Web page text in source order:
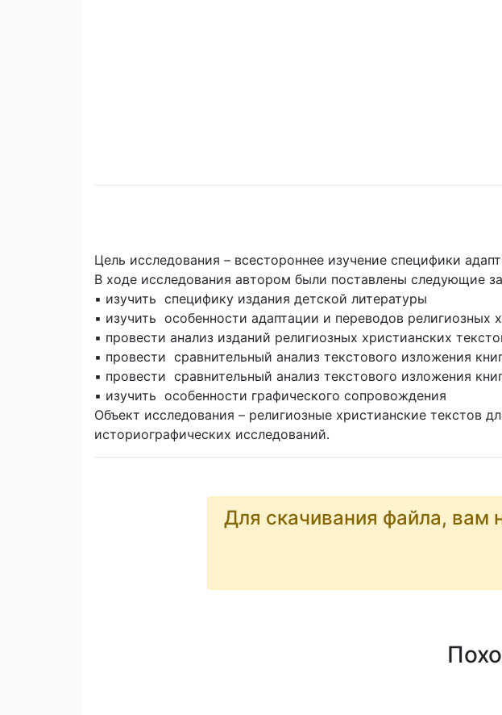
Цель исследования – всестороннее изучение специфики
В ходе исследования автором были поставлены следующие
▪ изучить специфику издания детской литературы
▪ изучить особенности адаптации и переводов религиозных
▪ провести анализ изданий религиозных христианских
▪ провести сравнительный анализ текстового изложения
▪ провести сравнительный анализ текстового изложения
▪ изучить особенности графического сопровождения
Объект исследования – религиозные христианские текстов
историографических исследований.
Для скачивания файла, вам